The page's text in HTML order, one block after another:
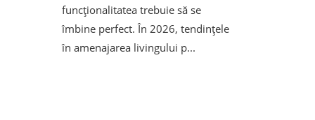
funcționalitatea trebuie să se
îmbine perfect. În 2026, tendințele
în amenajarea livingului p...